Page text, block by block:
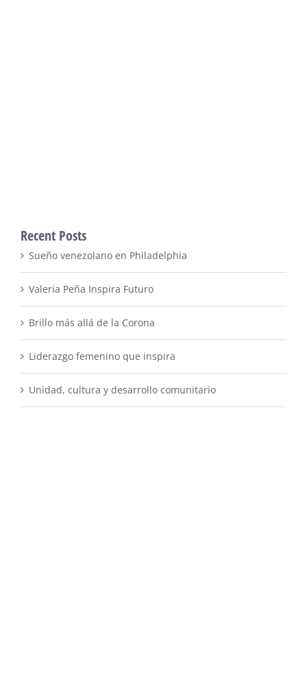
Recent Posts
Sueño venezolano en Philadelphia
Valeria Peña Inspira Futuro
Brillo más allá de la Corona
Liderazgo femenino que inspira
Unidad, cultura y desarrollo comunitario